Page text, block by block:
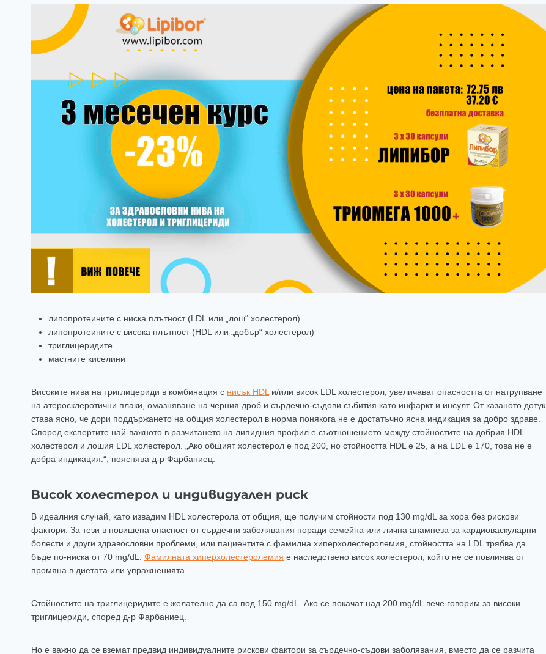
липопротеините с ниска плътност (LDL или „лош“ холестерол)
липопротеините с висока плътност (HDL или „добър“ холестерол)
триглицеридите
мастните киселини
Високите нива на триглицериди в комбинация с нисък HDL и/или висок LDL холестерол, увеличават опасността от натрупване
на атеросклеротични плаки, омазняване на черния дроб и сърдечно-съдови събития като инфаркт и инсулт. От казаното дотук
става ясно, че дори поддържането на общия холестерол в норма понякога не е достатъчно ясна индикация за добро здраве.
Според експертите най-важното в разчитането на липидния профил е съотношението между стойностите на добрия HDL
холестерол и лошия LDL холестерол. „Ако общият холестерол е под 200, но стойността HDL е 25, а на LDL е 170, това не е
добра индикация.“, пояснява д-р Фарбаниец.
Висок холестерол и индивидуален риск
В идеалния случай, като извадим HDL холестерола от общия, ще получим стойности под 130 mg/dL за хора без рискови
фактори. За тези в повишена опасност от сърдечни заболявания поради семейна или лична анамнеза за кардиоваскуларни
болести и други здравословни проблеми, или пациентите с фамилна хиперхолестеролемия, стойността на LDL трябва да
бъде по-ниска от 70 mg/dL. Фамилната хиперхолестеролемия е наследствено висок холестерол, който не се повлиява от
промяна в диетата или упражненията.
Стойностите на триглицеридите е желателно да са под 150 mg/dL. Ако се покачат над 200 mg/dL вече говорим за високи
триглицериди, според д-р Фарбаниец.
Но е важно да се вземат предвид индивидуалните рискови фактори за сърдечно-съдови заболявания, вместо да се разчита